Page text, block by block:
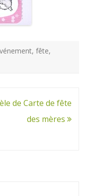
, fête,
de Carte de fête
des mères